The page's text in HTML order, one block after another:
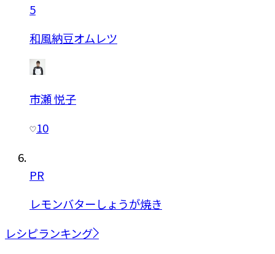
5
和風納豆オムレツ
市瀬 悦子
10
PR
レモンバターしょうが焼き
レシピランキング